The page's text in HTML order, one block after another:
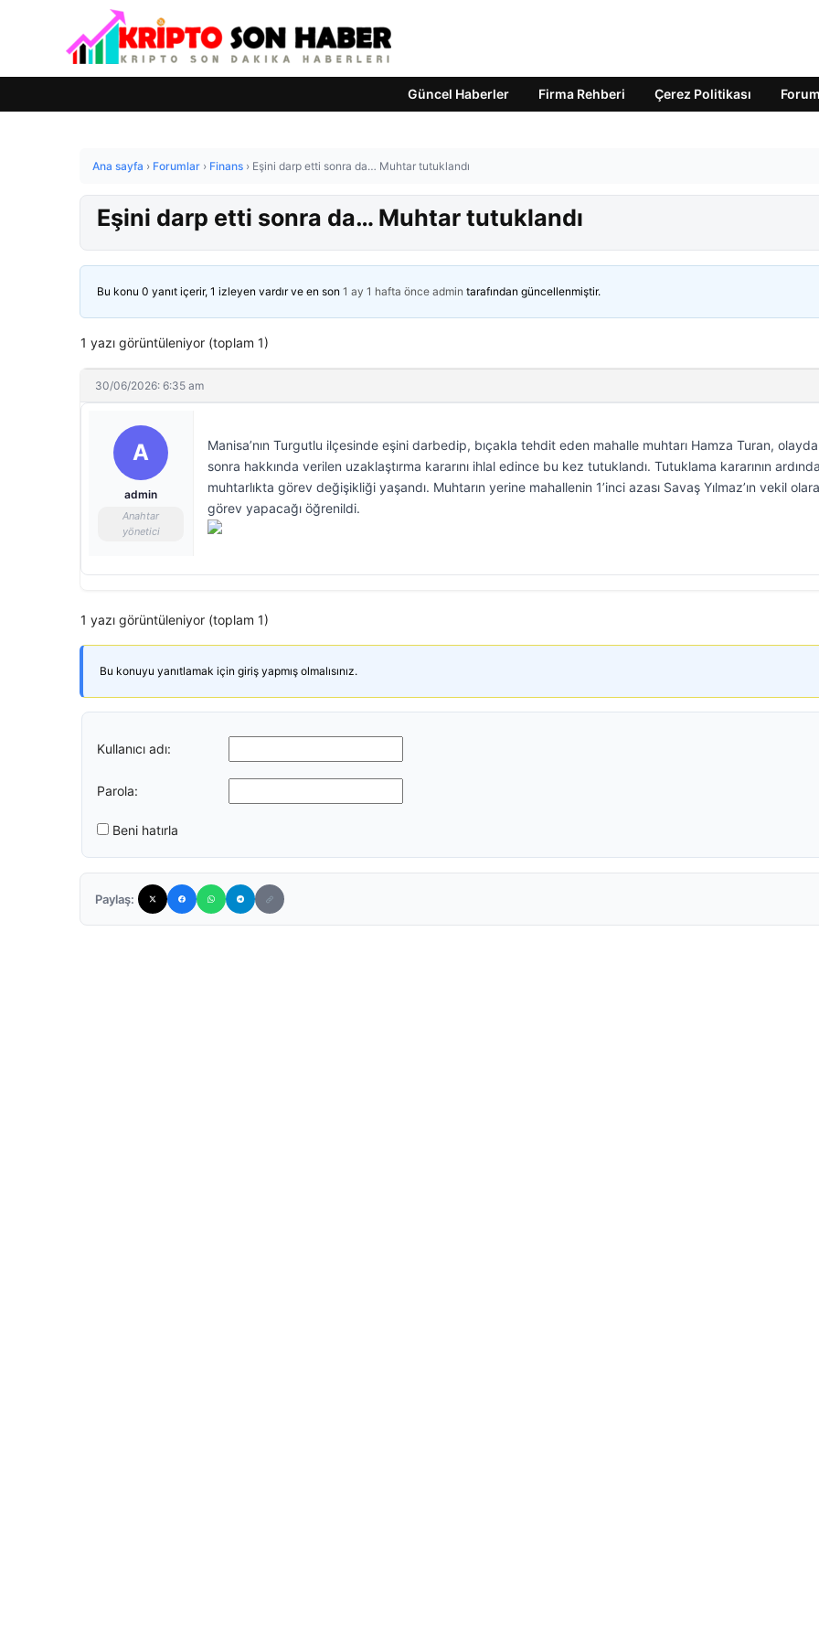
Güncel Haberler Firma Rehberi Çerez Politikası Forum
Ana sayfa › Forumlar › Finans › Eşini darp etti sonra da… Muhtar tutuklandı
Eşini darp etti sonra da… Muhtar tutuklandı
Bu konu 0 yanıt içerir, 1 izleyen vardır ve en son 1 ay 1 hafta önce admin tarafından güncellenmiştir.
1 yazı görüntüleniyor (toplam 1)
30/06/2026: 6:35 am
A
admin
Anahtar
yönetici
Manisa’nın Turgutlu ilçesinde eşini darbedip, bıçakla tehdit eden mahalle muhtarı Hamza Turan,
sonra hakkında verilen uzaklaştırma kararını ihlal edince bu kez tutuklandı. Tutuklama kararının
muhtarlıkta görev değişikliği yaşandı. Muhtarın yerine mahallenin 1’inci azası Savaş Yılmaz’ın vekil
görev yapacağı öğrenildi.
1 yazı görüntüleniyor (toplam 1)
Bu konuyu yanıtlamak için giriş yapmış olmalısınız.
Kullanıcı adı:
Parola:
Beni hatırla
Paylaş: